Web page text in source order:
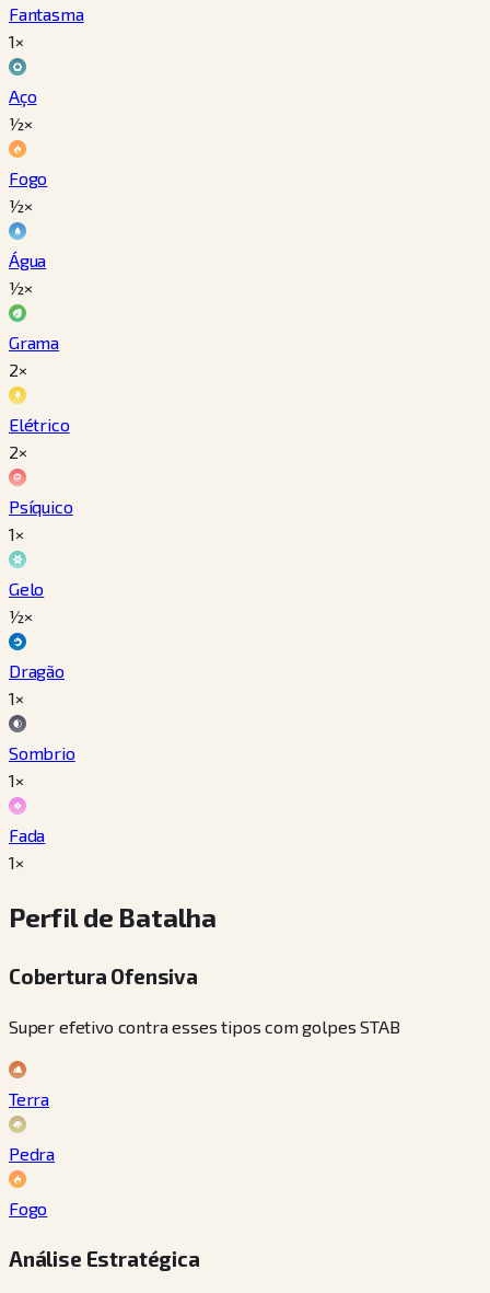
Fantasma
1×
Aço
½×
Fogo
½×
Água
½×
Grama
2×
Elétrico
2×
Psíquico
1×
Gelo
½×
Dragão
1×
Sombrio
1×
Fada
1×
Perfil de Batalha
Cobertura Ofensiva
Super efetivo contra esses tipos com golpes STAB
Terra
Pedra
Fogo
Análise Estratégica